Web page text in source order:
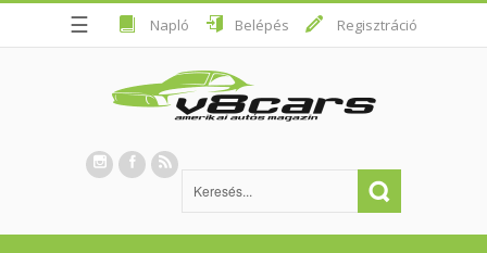
☰ Napló Belépés Regisztráció